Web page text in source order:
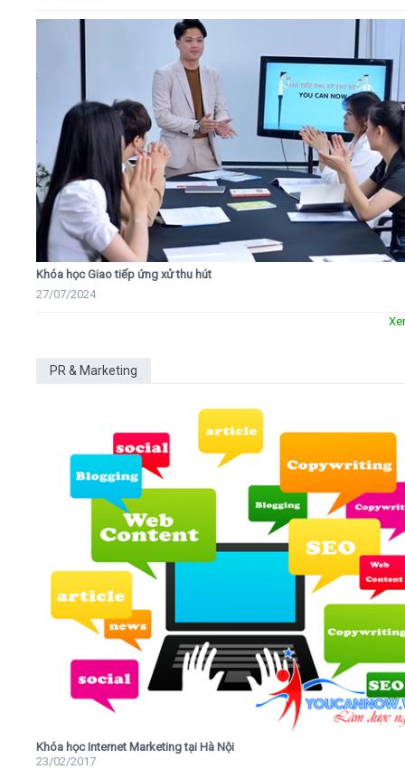
Khóa học Giao tiếp ứng xử thu hút
27/07/2024
PR & Marketing
Khóa học Internet Marketing tại Hà Nội
23/02/2017